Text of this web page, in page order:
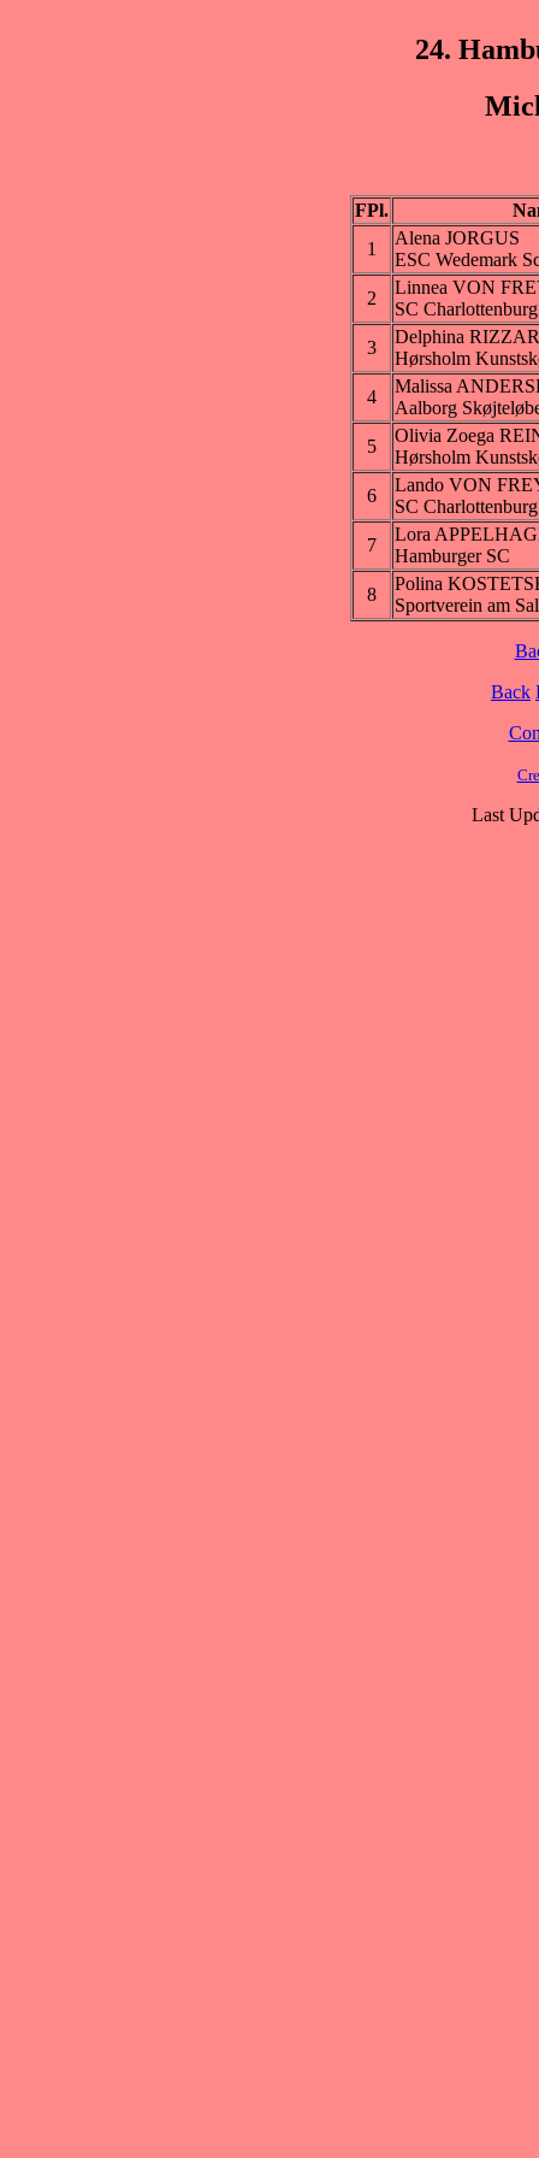
24.
FPl.
1
Alena JORGUS
ESC Wedemark
2
Linnea VON
SC Charlottenburg
3
Delphina
Hørsholm
4
Malissa
Aalborg
5
Olivia Zoega
Hørsholm
6
Lando VON
SC Charlottenburg
7
Lora
Hamburger SC
8
Polina
Sportverein am
Back
Last